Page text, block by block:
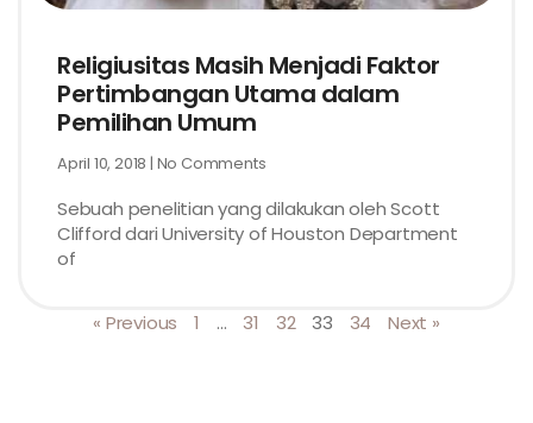
Religiusitas Masih Menjadi Faktor
Pertimbangan Utama dalam
Pemilihan Umum
April 10, 2018 No Comments
Sebuah penelitian yang dilakukan oleh Scott
Clifford dari University of Houston Department
of
« Previous 1 … 31 32 33 34 Next »